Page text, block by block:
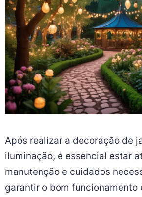
Após realizar a decoração de
iluminação, é essencial estar
manutenção e cuidados
garantir o bom funcionamento